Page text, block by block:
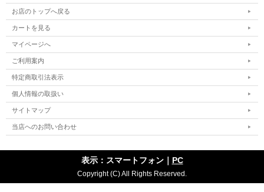
お店のトップへ戻る
カートを見る
マイページへ
ご利用案内
特定商取引法表示
個人情報の取扱い
サイトマップ
当店へのお問い合わせ
表示：スマートフォン｜ PC
Copyright (C) All Rights Reserved.